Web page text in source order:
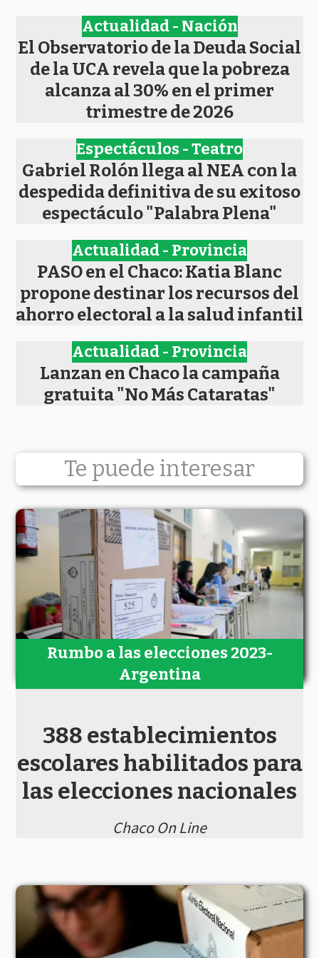
El Observatorio de la Deuda Social
de la UCA revela que la pobreza
alcanza al 30% en el primer
trimestre de 2026
Actualidad - Nación
Gabriel Rolón llega al NEA con la
despedida definitiva de su exitoso
espectáculo "Palabra Plena"
Espectáculos - Teatro
PASO en el Chaco: Katia Blanc
propone destinar los recursos del
ahorro electoral a la salud infantil
Actualidad - Provincia
Lanzan en Chaco la campaña
gratuita "No Más Cataratas"
Actualidad - Provincia
Te puede interesar
388 establecimientos
escolares habilitados para
las elecciones nacionales
Chaco On Line
Rumbo a las elecciones 2023-
Argentina